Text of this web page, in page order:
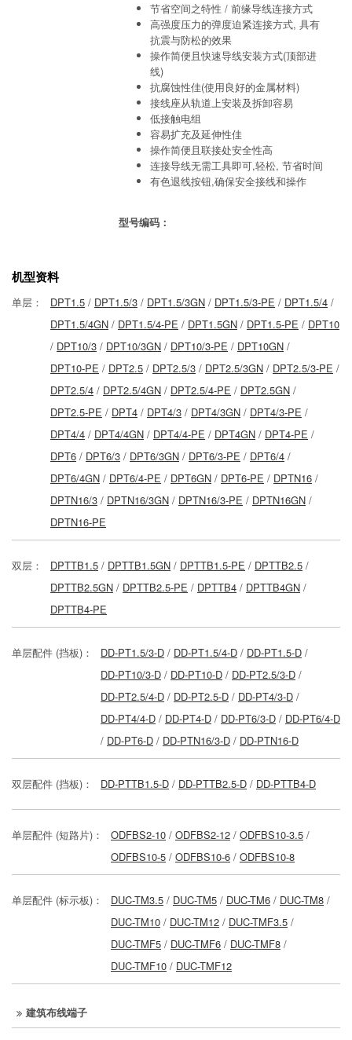
节省空间之特性 / 前缘导线连接方式
高强度压力的弹度迫紧连接方式, 具有
抗震与防松的效果
操作简便且快速导线安装方式(顶部进
线)
抗腐蚀性佳(使用良好的金属材料)
接线座从轨道上安装及拆卸容易
低接触电组
容易扩充及延伸性佳
操作简便且联接处安全性高
连接导线无需工具即可,轻松, 节省时间
有色退线按钮,确保安全接线和操作
型号编码：
机型资料
单层： DPT1.5 / DPT1.5/3 / DPT1.5/3GN / DPT1.5/3-PE / DPT1.5/4 /
DPT1.5/4GN / DPT1.5/4-PE / DPT1.5GN / DPT1.5-PE / DPT10
/ DPT10/3 / DPT10/3GN / DPT10/3-PE / DPT10GN /
DPT10-PE / DPT2.5 / DPT2.5/3 / DPT2.5/3GN / DPT2.5/3-PE /
DPT2.5/4 / DPT2.5/4GN / DPT2.5/4-PE / DPT2.5GN /
DPT2.5-PE / DPT4 / DPT4/3 / DPT4/3GN / DPT4/3-PE /
DPT4/4 / DPT4/4GN / DPT4/4-PE / DPT4GN / DPT4-PE /
DPT6 / DPT6/3 / DPT6/3GN / DPT6/3-PE / DPT6/4 /
DPT6/4GN / DPT6/4-PE / DPT6GN / DPT6-PE / DPTN16 /
DPTN16/3 / DPTN16/3GN / DPTN16/3-PE / DPTN16GN /
DPTN16-PE
双层： DPTTB1.5 / DPTTB1.5GN / DPTTB1.5-PE / DPTTB2.5 /
DPTTB2.5GN / DPTTB2.5-PE / DPTTB4 / DPTTB4GN /
DPTTB4-PE
单层配件 (挡板)： DD-PT1.5/3-D / DD-PT1.5/4-D / DD-PT1.5-D /
DD-PT10/3-D / DD-PT10-D / DD-PT2.5/3-D /
DD-PT2.5/4-D / DD-PT2.5-D / DD-PT4/3-D /
DD-PT4/4-D / DD-PT4-D / DD-PT6/3-D / DD-PT6/4-D
/ DD-PT6-D / DD-PTN16/3-D / DD-PTN16-D
双层配件 (挡板)： DD-PTTB1.5-D / DD-PTTB2.5-D / DD-PTTB4-D
单层配件 (短路片)： ODFBS2-10 / ODFBS2-12 / ODFBS10-3.5 /
ODFBS10-5 / ODFBS10-6 / ODFBS10-8
单层配件 (标示板)： DUC-TM3.5 / DUC-TM5 / DUC-TM6 / DUC-TM8 /
DUC-TM10 / DUC-TM12 / DUC-TMF3.5 /
DUC-TMF5 / DUC-TMF6 / DUC-TMF8 /
DUC-TMF10 / DUC-TMF12
建筑布线端子